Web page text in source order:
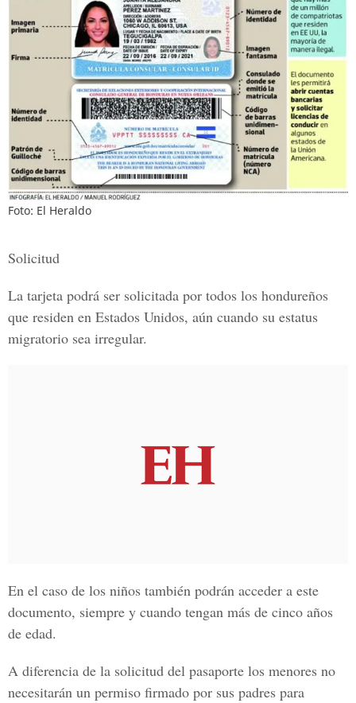
Foto: El Heraldo
Solicitud
La tarjeta podrá ser solicitada por todos los hondureños
que residen en Estados Unidos, aún cuando su estatus
migratorio sea irregular.
En el caso de los niños también podrán acceder a este
documento, siempre y cuando tengan más de cinco años
de edad.
A diferencia de la solicitud del pasaporte los menores no
necesitarán un permiso firmado por sus padres para